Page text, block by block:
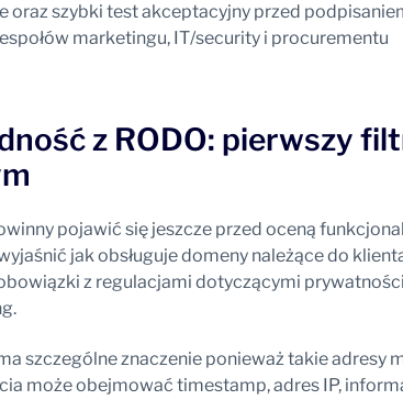
oraz szybki test akceptacyjny przed
marketingu, IT/security i procurementu
z RODO: pierwszy
pojawić się jeszcze przed oceną
jak obsługuje domeny należące do
z regulacjami dotyczącymi
szczególne znaczenie ponieważ takie adresy
może obejmować timestamp, adres IP,